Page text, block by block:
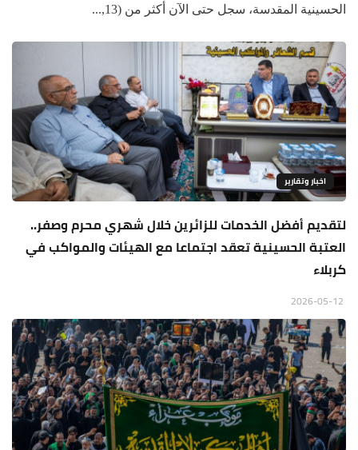
الحسينية المقدسة، سجل حتى الآن أكثر من (13,...
اخبار وتقارير
لتقديم أفضل الخدمات للزائرين خلال شهري محرم وصفر..
العتبة الحسينية تعقد اجتماعا مع الهيئات والمواكب في
كربلاء